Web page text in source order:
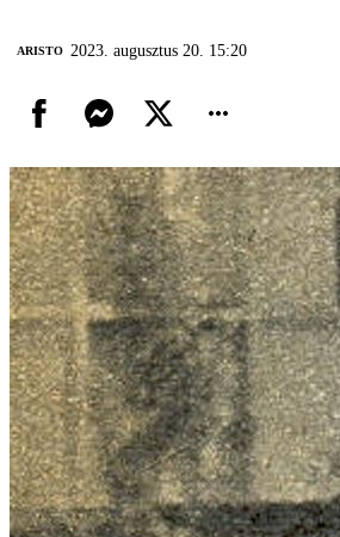
ARISTO 2023. augusztus 20. 15:20